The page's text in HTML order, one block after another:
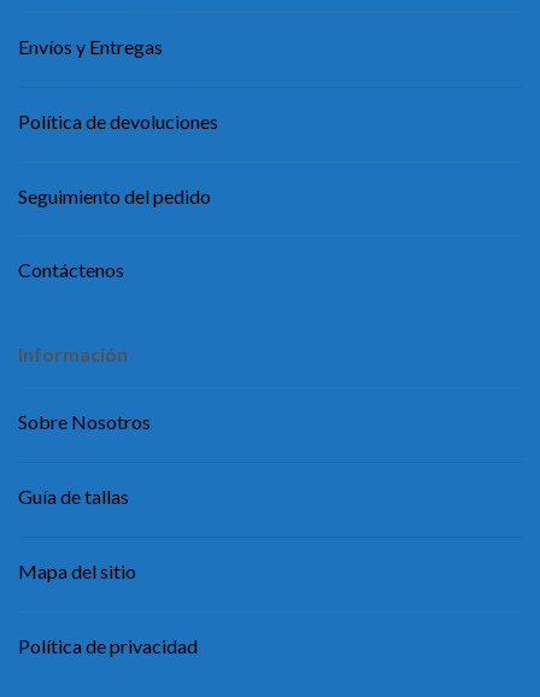
Envíos y Entregas
Política de devoluciones
Seguimiento del pedido
Contáctenos
Información
Sobre Nosotros
Guía de tallas
Mapa del sitio
Política de privacidad